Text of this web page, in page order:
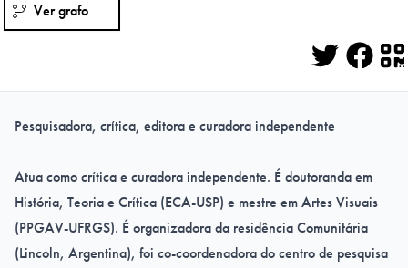
Ver grafo
Twitter
Pesquisadora, crítica, editora e curadora independente
Atua como crítica e curadora independente. É doutoranda em
História, Teoria e Crítica (ECA-USP) e mestre em Artes Visuais
(PPGAV-UFRGS). É organizadora da residência Comunitária
(Lincoln, Argentina), foi co-coordenadora do centro de pesquisa